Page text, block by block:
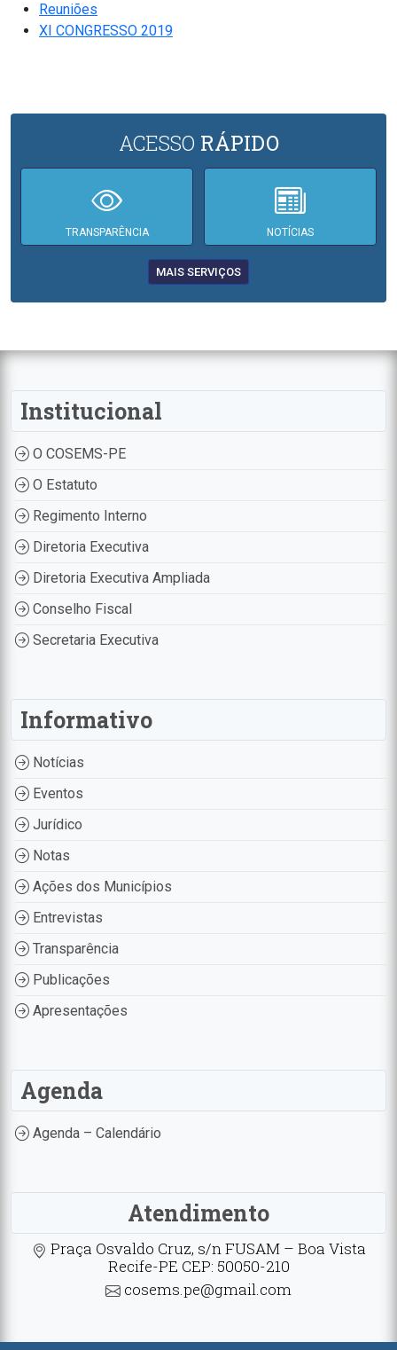
Reuniões
XI CONGRESSO 2019
ACESSO RÁPIDO
TRANSPARÊNCIA NOTÍCIAS
MAIS SERVIÇOS
Institucional
O COSEMS-PE
O Estatuto
Regimento Interno
Diretoria Executiva
Diretoria Executiva Ampliada
Conselho Fiscal
Secretaria Executiva
Informativo
Notícias
Eventos
Jurídico
Notas
Ações dos Municípios
Entrevistas
Transparência
Publicações
Apresentações
Agenda
Agenda – Calendário
Atendimento
Praça Osvaldo Cruz, s/n FUSAM – Boa Vista
Recife-PE CEP: 50050-210
cosems.pe@gmail.com